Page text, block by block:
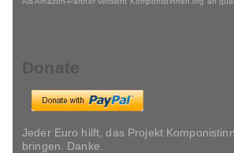
Donate
Jeder Euro hilft, das Projekt
bringen. Danke.